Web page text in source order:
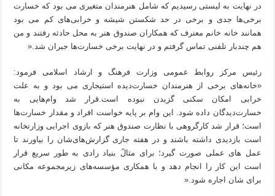
در نهایت به لیستی رسیدیم که شامل هنرمندان متغیری می بود که خسارت
برخی‌ها جدی و برخی در حد شکستن شیشه و خرابی‌های کم می بود
همانند خانه خانم معترف که همکاران صندوق هنر به محل حادثه رفتند و من
هم چندبار تلفنی تماس گرفتم و در نهایت برخی خسارت‌ها جبران شد.«
رئیس مرکز روابط عمومی وزارت فرهنگ و ارشاد اسلامی فرمود:
«خانه‌های برخی از هنرمندان خسارت‌دیده استیجاری می بود و به علت
خرابی امکان سکنی گزیدن نبوده است.قرار شد وام‌هایی به
خسارت‌دیدگان داده شود. این وام بر پایه خواست افراد و مقدار خسارت‌ها
است؛ قرار شد کارگروهی با نظارت صندوق هنر که بازوی اجرایی وزارتخانه
است بازدیدی داشته باشند و در هفته جاری گزارش‌های‌شان را بیاورند تا
عمل های عملی صورت گیرد؛ برای مثالً بنیاد رادی به طور سریع قرار
است این کار را انجام دهد و با همکاری مؤسسه‌های زیرمجموعه مکانی
برای شان اجاره شود.«